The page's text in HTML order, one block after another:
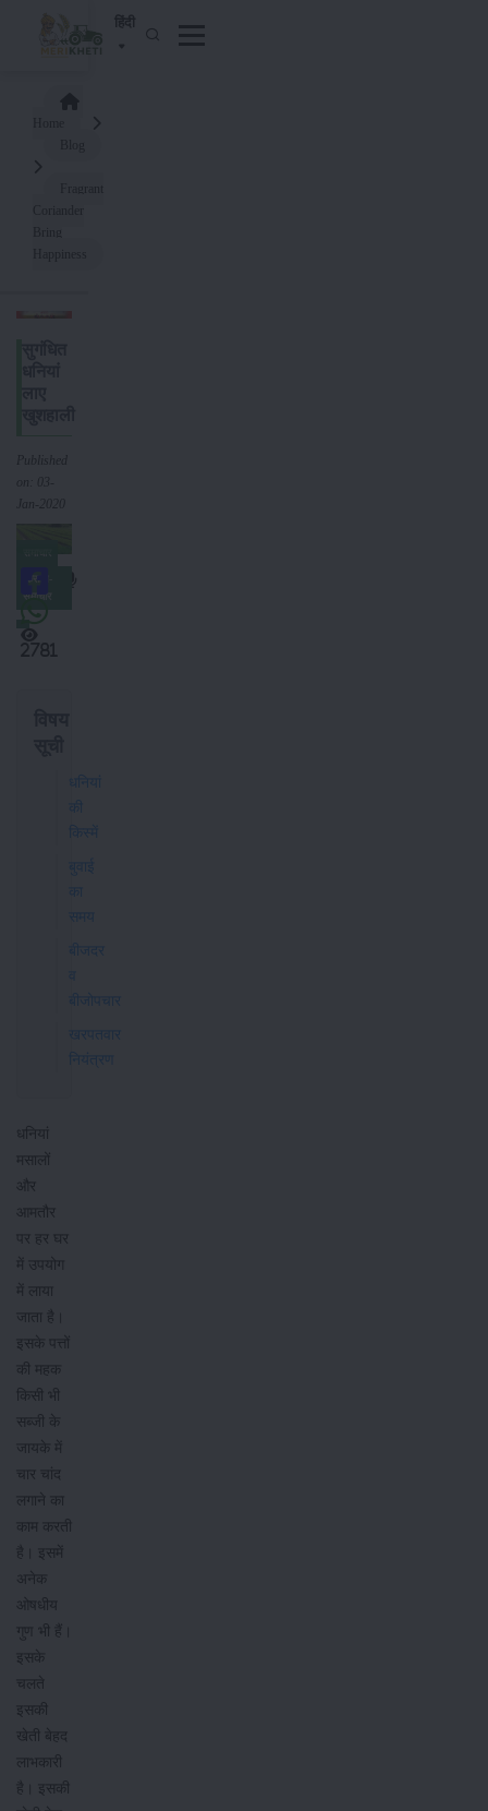
हिंदी
Published
on: 03-
Jan-2020
समाचार
2781
धनियां
की
किस्में
बुवाई
का
समय
बीजदर
बीजोपचार
खरपतवार
नियंत्रण
धनियां
मसालों
और
आमतौर
पर हर घर
में उपयोग
में लाया
जाता है।
इसके पत्तों
की महक
किसी भी
सब्जी के
जायके में
चार चांद
लगाने का
काम करती
है। इसमें
अनेक
ओषधीय
गुण भी हैं।
इसके
चलते
इसकी
खेती बेहद
लाभकारी
है। इसकी